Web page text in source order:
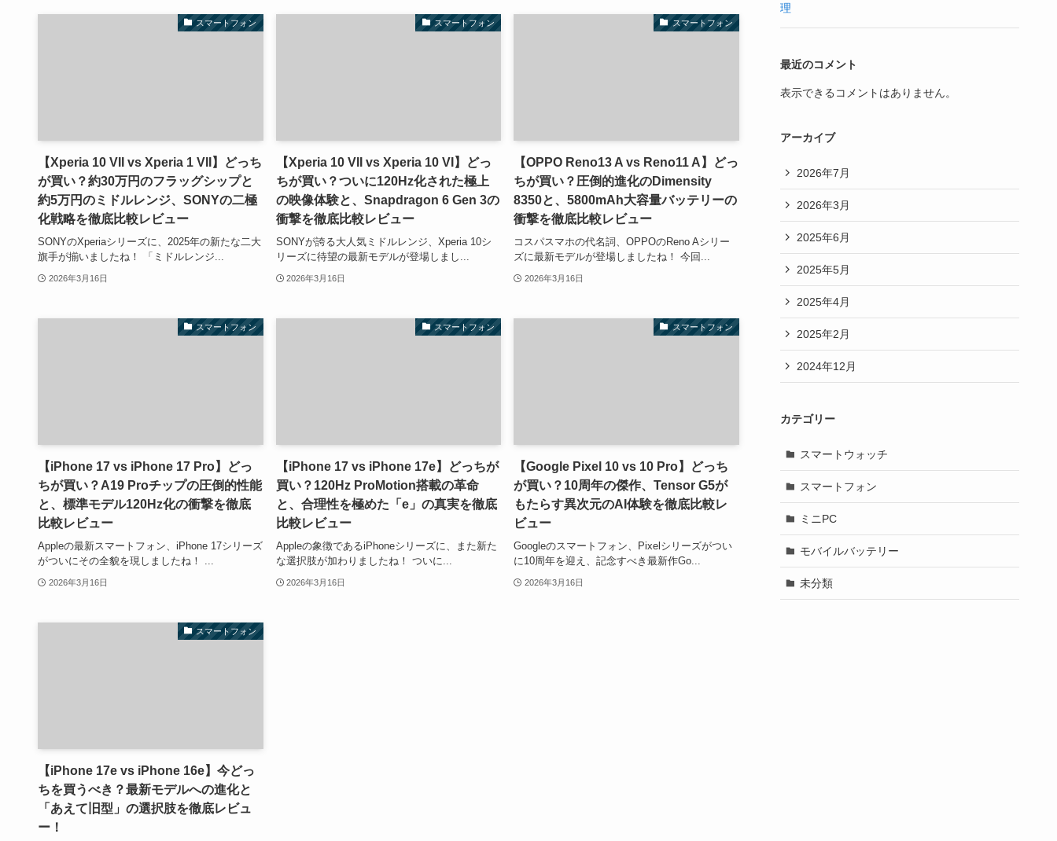
スマートフォン
【Xperia 10 VII vs Xperia 1 VII】どっち
が買い？約30万円のフラッグシップと
約5万円のミドルレンジ、SONYの二極
化戦略を徹底比較レビュー
SONYのXperiaシリーズに、2025年の新たな二大
旗手が揃いましたね！ 「ミドルレンジ...
2026年3月16日
スマートフォン
【Xperia 10 VII vs Xperia 10 VI】どっ
ちが買い？ついに120Hz化された極上
の映像体験と、Snapdragon 6 Gen 3の
衝撃を徹底比較レビュー
SONYが誇る大人気ミドルレンジ、Xperia 10シ
リーズに待望の最新モデルが登場しまし...
2026年3月16日
スマートフォン
【OPPO Reno13 A vs Reno11 A】どっ
ちが買い？圧倒的進化のDimensity
8350と、5800mAh大容量バッテリーの
衝撃を徹底比較レビュー
コスパスマホの代名詞、OPPOのReno Aシリー
ズに最新モデルが登場しましたね！ 今回...
2026年3月16日
スマートフォン
【iPhone 17 vs iPhone 17 Pro】どっ
ちが買い？A19 Proチップの圧倒的性能
と、標準モデル120Hz化の衝撃を徹底
比較レビュー
Appleの最新スマートフォン、iPhone 17シリーズ
がついにその全貌を現しましたね！ ...
2026年3月16日
スマートフォン
【iPhone 17 vs iPhone 17e】どっちが
買い？120Hz ProMotion搭載の革命
と、合理性を極めた「e」の真実を徹底
比較レビュー
Appleの象徴であるiPhoneシリーズに、また新た
な選択肢が加わりましたね！ ついに...
2026年3月16日
スマートフォン
【Google Pixel 10 vs 10 Pro】どっち
が買い？10周年の傑作、Tensor G5が
もたらす異次元のAI体験を徹底比較レ
ビュー
Googleのスマートフォン、Pixelシリーズがつい
に10周年を迎え、記念すべき最新作Go...
2026年3月16日
スマートフォン
【iPhone 17e vs iPhone 16e】今どっ
ちを買うべき？最新モデルへの進化と
「あえて旧型」の選択肢を徹底レビュ
ー！
理
最近のコメント
表示できるコメントはありません。
アーカイブ
2026年7月
2026年3月
2025年6月
2025年5月
2025年4月
2025年2月
2024年12月
カテゴリー
スマートウォッチ
スマートフォン
ミニPC
モバイルバッテリー
未分類